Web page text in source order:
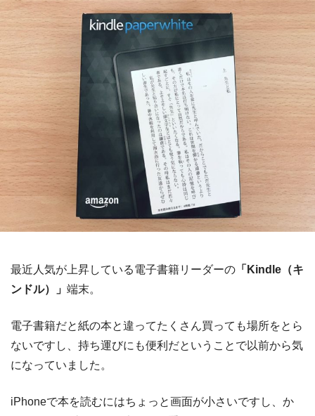
最近人気が上昇している電子書籍リーダーの 「Kindle（キ
ンドル）」 端末。
電子書籍だと紙の本と違ってたくさん買っても場所をとら
ないですし、持ち運びにも便利だということで以前から気
になっていました。
iPhoneで本を読むにはちょっと画面が小さいですし、か